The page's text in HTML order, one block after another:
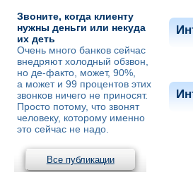
Звоните, когда клиенту
нужны деньги или некуда
их деть
Очень много банков сейчас
внедряют холодный обзвон,
но де-факто, может, 90%,
а может и 99 процентов этих
звонков ничего не приносят.
Просто потому, что звонят
человеку, которому именно
это сейчас не надо.
Все публикации